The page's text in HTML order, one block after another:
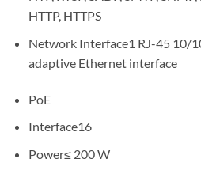
HTTP, HTTPS
Network Interface1 RJ-45 10/
adaptive Ethernet interface
PoE
Interface16
Power≤ 200 W